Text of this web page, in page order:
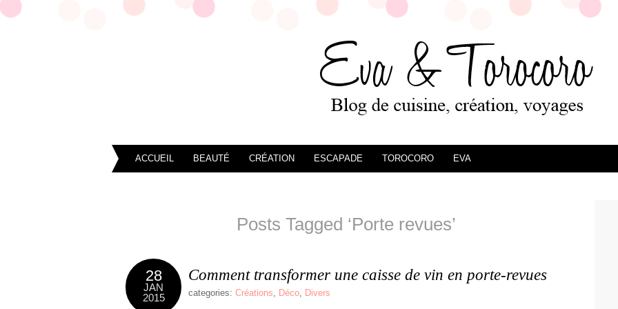
ACCUEIL BEAUTÉ CRÉATION ESCAPADE TOROCORO EVA
Posts Tagged ‘Porte revues’
28
JAN
2015
Comment transformer une caisse de vin en porte-revues
categories: Créations, Déco, Divers